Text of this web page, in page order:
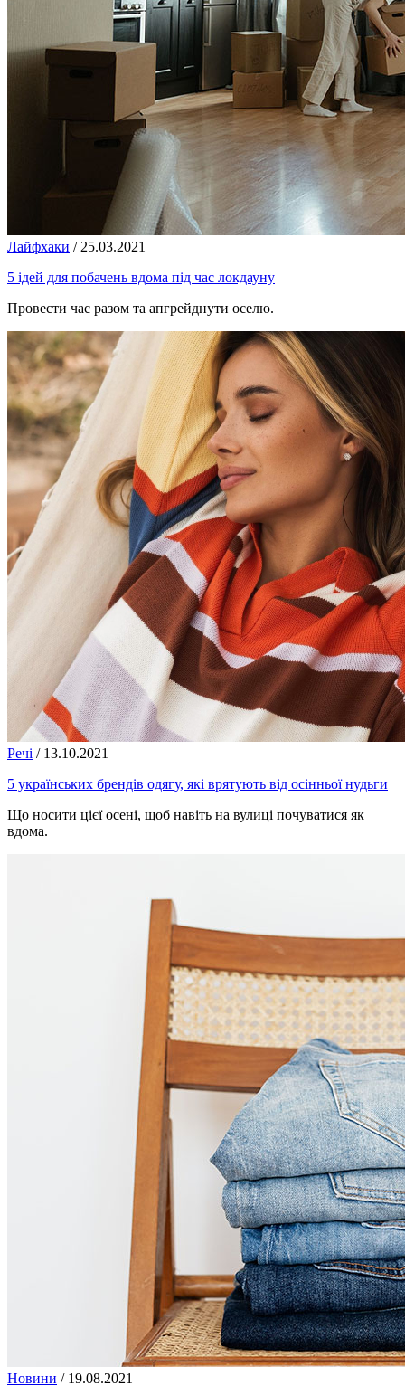
Лайфхаки / 25.03.2021
5 ідей для побачень вдома під час локдауну
Провести час разом та апгрейднути оселю.
Речі / 13.10.2021
5 українських брендів одягу, які врятують від осінньої нудьги
Що носити цієї осені, щоб навіть на вулиці почуватися як
вдома.
Новини / 19.08.2021